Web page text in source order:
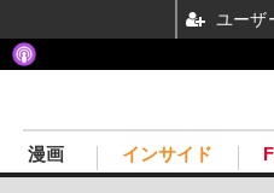
漫画 インサイド
ユーザ